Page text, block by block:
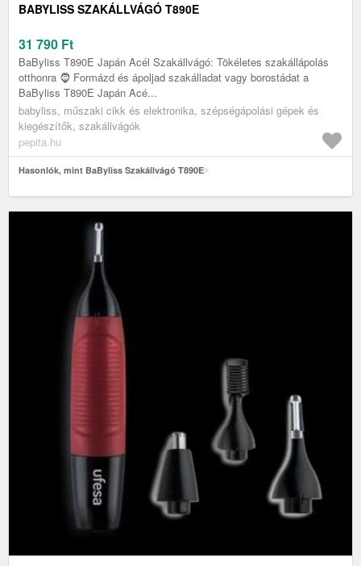
BABYLISS SZAKÁLLVÁGÓ T890E
31 790 Ft
BaByliss T890E Japán Acél Szakállvágó: Tökéletes szakállápolás
otthonra 🧔 Formázd és ápoljad szakálladat vagy borostádat a
BaByliss T890E Japán Acé...
babyliss, műszaki cikk és elektronika, szépségápolási gépek és
kiegészítők, szakállvágók
pepita.hu
Hasonlók, mint BaByliss Szakállvágó T890E